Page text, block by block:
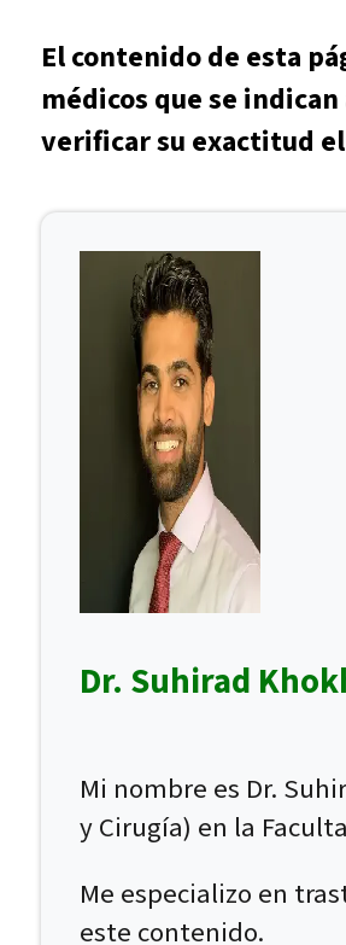
El contenido de esta
médicos que se
verificar su exactitud
Dr. Suhirad
Mi nombre es Dr.
y Cirugía) en la
Me especializo en
este contenido.